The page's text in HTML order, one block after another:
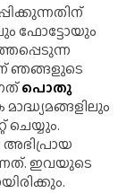
ഫോട്ടോയും
ഞങ്ങളുടെ
പൊതു
ചെയ്യും.
ഇവയുടെ